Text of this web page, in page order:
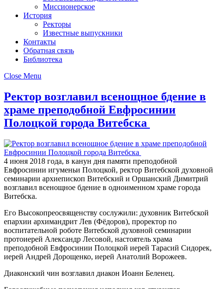
Миссионерское
История
Ректоры
Известные выпускники
Контакты
Обратная связь
Библиотека
Close Menu
Ректор возглавил всенощное бдение в
храме преподобной Евфросинии
Полоцкой города Витебска
4 июня 2018 года, в канун дня памяти преподобной
Евфросинии игуменьи Полоцкой, ректор Витебской духовной
семинарии архиепископ Витебский и Оршанский Димитрий
возглавил всенощное бдение в одноименном храме города
Витебска.
Его Высокопреосвященству сослужили: духовник Витебской
епархии архимандрит Лев (Фёдоров), проректор по
воспитательной роботе Витебской духовной семинарии
протоиерей Александр Лесовой, настоятель храма
преподобной Евфросинии Полоцкой иерей Тарасий Сидорек,
иерей Андрей Дорощенко, иерей Анатолий Ворожеев.
Диаконский чин возглавил диакон Иоанн Беленец.